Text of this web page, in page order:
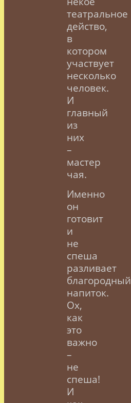
театральное
действо,
в
котором
участвует
несколько
человек.
И
главный
из
них
–
мастер
чая.
Именно
он
готовит
и
не
спеша
разливает
благородный
напиток.
Ох,
как
это
важно
–
не
спеша!
И